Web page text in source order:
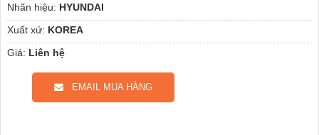
Nhãn hiệu: HYUNDAI
Xuất xứ: KOREA
Giá: Liên hệ
EMAIL MUA HÀNG